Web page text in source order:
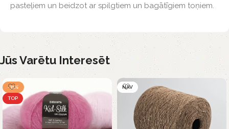
pasteļiem un beidzot ar spilgtiem un bagātīgiem toņiem.
Jūs Varētu Interesēt
-31%
TOP
NAV